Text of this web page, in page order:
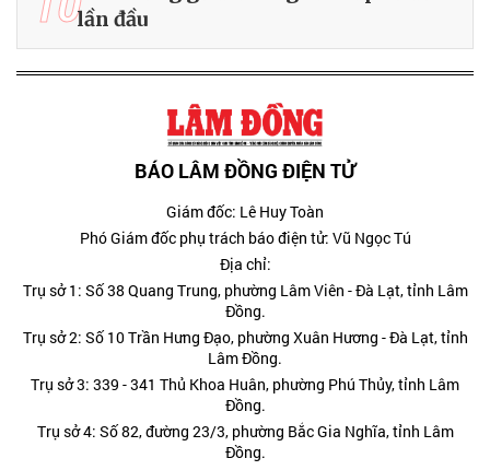
lần đầu
BÁO LÂM ĐỒNG ĐIỆN TỬ
Giám đốc: Lê Huy Toàn
Phó Giám đốc phụ trách báo điện tử: Vũ Ngọc Tú
Địa chỉ:
Trụ sở 1: Số 38 Quang Trung, phường Lâm Viên - Đà Lạt, tỉnh Lâm
Đồng.
Trụ sở 2: Số 10 Trần Hưng Đạo, phường Xuân Hương - Đà Lạt, tỉnh
Lâm Đồng.
Trụ sở 3: 339 - 341 Thủ Khoa Huân, phường Phú Thủy, tỉnh Lâm
Đồng.
Trụ sở 4: Số 82, đường 23/3, phường Bắc Gia Nghĩa, tỉnh Lâm
Đồng.